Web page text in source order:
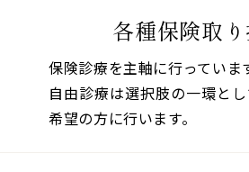
各種保険取
保険診療を主軸に行っていま
自由診療は選択肢の一環と
希望の方に行います。